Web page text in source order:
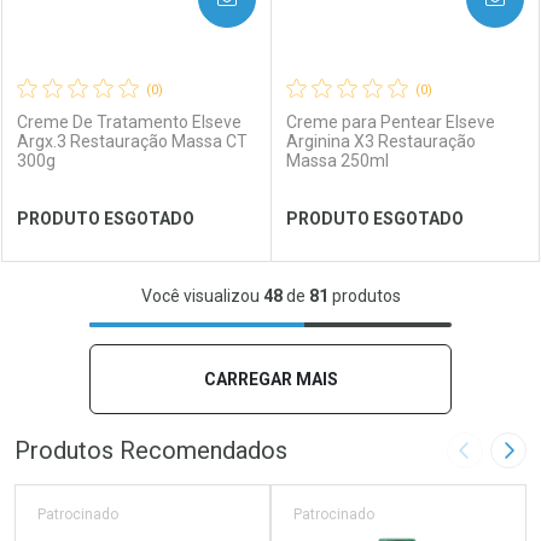
Ver Desconto Convênio Ver Desconto Convênio
(0)
Creme De Tratamento Elseve
Argx.3 Restauração Massa CT
300g
PRODUTO ESGOTADO
FECHAR
FECHAR
(0)
Creme para Pentear Elseve
Arginina X3 Restauração
Massa 250ml
PRODUTO ESGOTADO
Você visualizou 48de 81 produtos
CARREGAR MAIS
Produtos Recomendados Imagem
Patrocinado Patrocinado